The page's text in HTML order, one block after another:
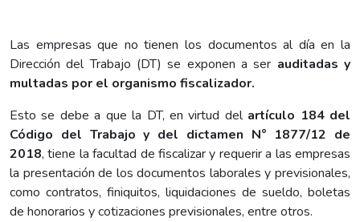
Las empresas que no tienen los documentos al día en la
Dirección del Trabajo (DT) se exponen a ser auditadas y
multadas por el organismo fiscalizador.
Esto se debe a que la DT, en virtud delartículo 184 del
Código del Trabajo y del dictamen N° 1877/12 de
2018, tiene la facultad de fiscalizar y requerir a las empresas
la presentación de los documentos laborales y previsionales,
como contratos, finiquitos, liquidaciones de sueldo, boletas
de honorarios y cotizaciones previsionales, entre otros.